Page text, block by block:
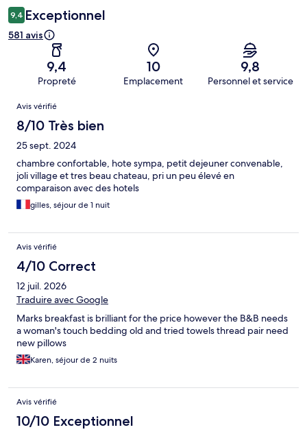
9,4 Exceptionnel
581 avis
9,4
Propreté
10
Emplacement
9,8
Personnel et service
Avis
Avis vérifié
8/10 Très bien
25 sept. 2024
chambre confortable, hote sympa, petit dejeuner convenable,
joli village et tres beau chateau, pri un peu élevé en
comparaison avec des hotels
gilles, séjour de 1 nuit
Avis vérifié
4/10 Correct
12 juil. 2026
Traduire avec Google
Marks breakfast is brilliant for the price however the B&B needs
a woman's touch bedding old and tried towels thread pair need
new pillows
Karen, séjour de 2 nuits
Avis vérifié
10/10 Exceptionnel